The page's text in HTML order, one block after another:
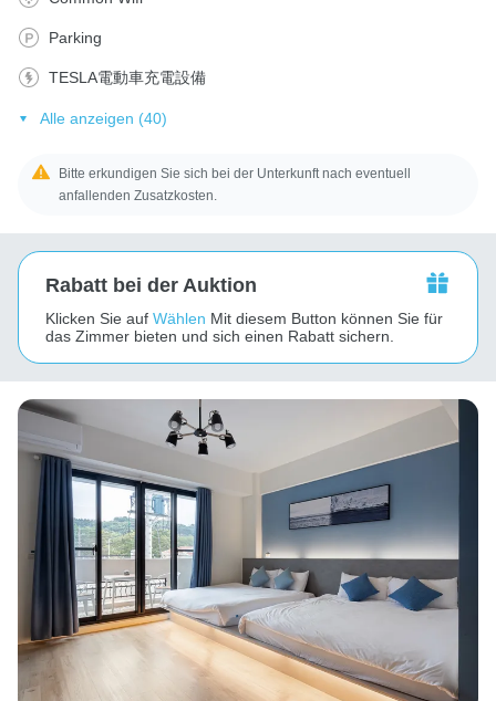
Parking
TESLA電動車充電設備
Alle anzeigen (40)
Bitte erkundigen Sie sich bei der Unterkunft nach eventuell
anfallenden Zusatzkosten.
Rabatt bei der Auktion
Klicken Sie auf Wählen Mit diesem Button können Sie für
das Zimmer bieten und sich einen Rabatt sichern.